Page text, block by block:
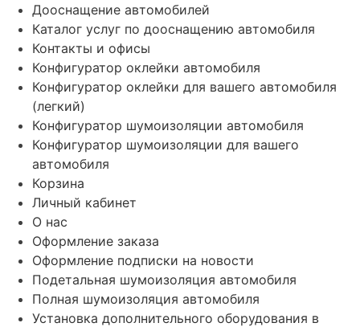
Дооснащение автомобилей
Каталог услуг по дооснащению автомобиля
Контакты и офисы
Конфигуратор оклейки автомобиля
Конфигуратор оклейки для вашего автомобиля
(легкий)
Конфигуратор шумоизоляции автомобиля
Конфигуратор шумоизоляции для вашего
автомобиля
Корзина
Личный кабинет
О нас
Оформление заказа
Оформление подписки на новости
Подетальная шумоизоляция автомобиля
Полная шумоизоляция автомобиля
Установка дополнительного оборудования в